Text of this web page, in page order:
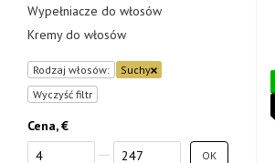
Wypełniacze do włosów
Kremy do włosów
Rodzaj włosów:
Suchy
Wyczyść filtr
Cena, €
Od Cena, €
Do Cena, € OK